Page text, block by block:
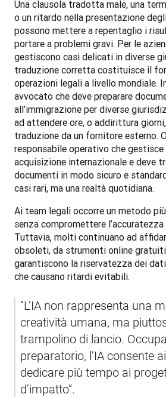
Una clausola tradotta male, una
o un ritardo nella presentazione
possono mettere a repentaglio i
portare a problemi gravi. Per le
gestiscono casi delicati in diverse
traduzione corretta costituisce il
operazioni legali a livello mondiale.
avvocato che deve preparare
all’immigrazione per diverse
ad attendere ore, o addirittura
traduzione da un fornitore esterno.
responsabile operativo che gestisce
acquisizione internazionale e deve
documenti in modo sicuro e
casi rari, ma una realtà quotidiana.
Ai team legali occorre un metodo
senza compromettere
Tuttavia, molti continuano ad
obsoleti, da strumenti online
garantiscono la riservatezza dei
che causano ritardi evitabili.
“L’IA non rappresenta una
creatività umana, ma
trampolino di lancio.
preparatorio, l’IA consente
dedicare più tempo ai
d’impatto”.